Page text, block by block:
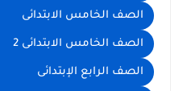
الصف الخامس الابتدائى
الصف الخامس الابتدائى 2
الصف الرابع الإبتدائى